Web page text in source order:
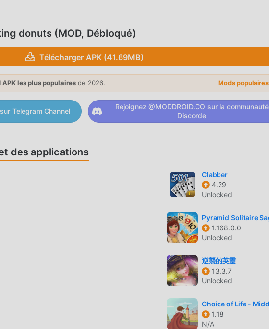
INTRODUCTION
souhaitez télécharger ce jeu, en tant que plus grand site de
- moddroid est votre meilleur choix. moddroid vous fournit non seulement
donuts 3.1.5 gratuitement, mais fournit également Freemod gratuitement,
moddroid promet que tout mod games cooking donuts ne facturera aucun
et gratuit à installer. Téléchargez simplement le client moddroid,
cooking donuts 3.1.5 en un seul clic. Qu'attendez-vous, téléchargez
jeu card populaire, son gameplay unique lui a permis de gagner un grand
Contrairement aux jeux card traditionnels, dans games cooking donuts ,
vous pouvez donc facilement démarrer tout le jeu et profiter de la joie
games cooking donuts 3.1.5. Dans le même temps, moddroid a
entier, qu'attendez-vous, rejoignez moddroid et profitez du card jeu
games cooking donuts a un style artistique unique, et ses graphismes,
de games cooking donuts attiré de nombreux fans de card, et comparé aux
donuts 3.1.5 a adopté un moteur virtuel mis à jour et effectué des
technologie plus avancée, l'expérience d'écran du jeu a été grandement
original de card, le maximum Il améliore l'expérience sensorielle de
donuts (MOD, Débloqué)
Télécharger APK (41.69MB)
APK les plus populaires de 2026. Mods
Telegram Channel
Rejoignez @MODDROID.CO sur la communauté
Discorde
des applications
Clabber
4.29
Unlocked
Pyramid Solitaire
1.168.0.0
Unlocked
逆襲的英靈
13.3.7
Unlocked
Choice of Life -
1.18
N/A